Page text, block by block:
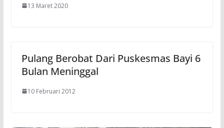
13 Maret 2020
Pulang Berobat Dari Puskesmas Bayi 6
Bulan Meninggal
10 Februari 2012